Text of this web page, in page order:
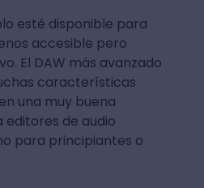
esté disponible para
accesible pero
El DAW más avanzado
características
una muy buena
de audio
para principiantes o